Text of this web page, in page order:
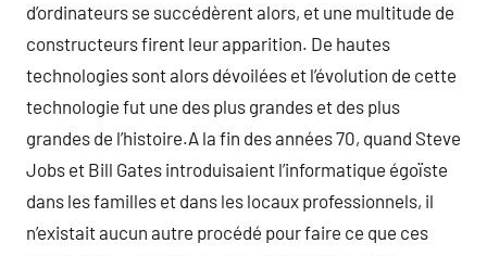
d’ordinateurs se succédèrent alors, et une multitude de
constructeurs firent leur apparition. De hautes
technologies sont alors dévoilées et l’évolution de cette
technologie fut une des plus grandes et des plus
grandes de l’histoire.A la fin des années 70, quand Steve
Jobs et Bill Gates introduisaient l’informatique égoïste
dans les familles et dans les locaux professionnels, il
n’existait aucun autre procédé pour faire ce que ces